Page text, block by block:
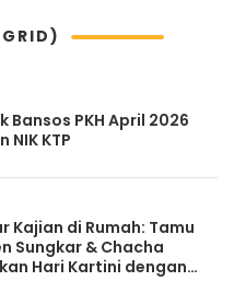
Bansos PKH April 2026
NIK KTP
Kajian di Rumah: Tamu
Sungkar & Chacha
Hari Kartini dengan